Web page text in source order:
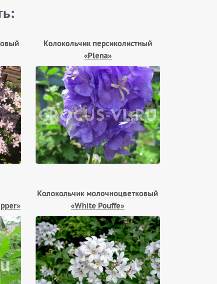
Колокольчик персиколистный
«Plena»
Колокольчик молочноцветковый
«White Pouffe»